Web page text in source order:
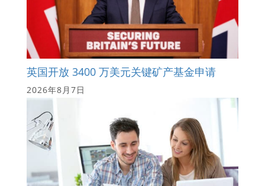
英国开放 3400 万美元关键矿产基金申请
2026年8月7日